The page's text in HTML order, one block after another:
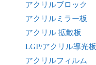
アクリルブロック
アクリルミラー板
アクリル 拡散板
LGP/アクリル導光板
アクリルフィルム